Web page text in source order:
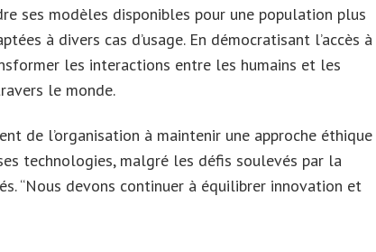
ses modèles disponibles pour une population plus
à divers cas d’usage. En démocratisant l’accès à
les interactions entre les humains et les
le monde.
de l’organisation à maintenir une approche éthique
technologies, malgré les défis soulevés par la
“Nous devons continuer à équilibrer innovation et